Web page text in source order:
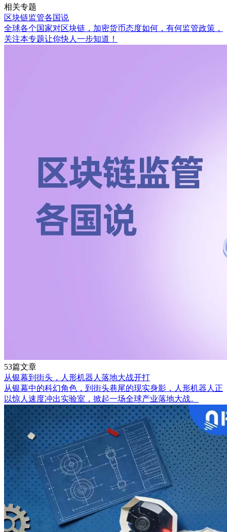
相关专题
区块链监管各国说
全球各个国家对区块链，加密货币态度如何，有何监管政策，
关注本专题让你快人一步知道！
53篇文章
从银幕到街头，人形机器人落地大战开打
从银幕中的科幻角色，到街头巷尾的现实身影，人形机器人正
以惊人速度冲出实验室，掀起一场全球产业落地大战。